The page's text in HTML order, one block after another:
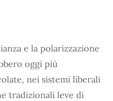
e la polarizzazione
oggi più
nei sistemi liberali
tradizionali leve di